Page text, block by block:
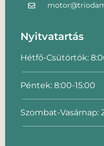
Nyitvatartás
Hétfő-Csütörtök:
Péntek: 8:00-15:00
Szombat-Vasárnap: